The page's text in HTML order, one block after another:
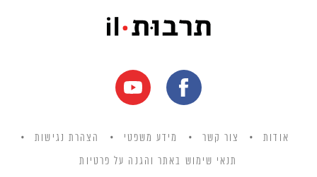
אודות צור קשר מידע משפטי הצהרת נגישות
תנאי שימוש באתר והגנה על פרטיות